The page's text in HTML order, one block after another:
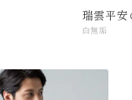
瑞雲平安
白無垢